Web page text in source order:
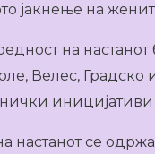
јакнење на
на
Велес, Градско
иницијативи
настанот се